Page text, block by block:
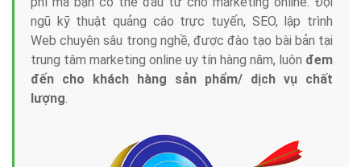
ngũ kỹ thuật quảng cáo trực tuyến, SEO, lập trình
Web chuyên sâu trong nghề, được đào tạo bài bản tại
trung tâm marketing online uy tín hàng năm, luôn đem
đến cho khách hàng sản phẩm/ dịch vụ chất
lượng.